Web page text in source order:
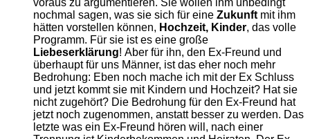
nochmal sagen, was sie sich für eine Zukunft mit ihm
hätten vorstellen können, Hochzeit, Kinder, das volle
Programm. Für sie ist es eine große
Liebeserklärung! Aber für ihn, den Ex-Freund und
überhaupt für uns Männer, ist das eher noch mehr
Bedrohung: Eben noch mache ich mit der Ex Schluss
und jetzt kommt sie mit Kindern und Hochzeit? Hat sie
nicht zugehört? Die Bedrohung für den Ex-Freund hat
jetzt noch zugenommen, anstatt besser zu werden. Das
letzte was ein Ex-Freund hören will, nach einer